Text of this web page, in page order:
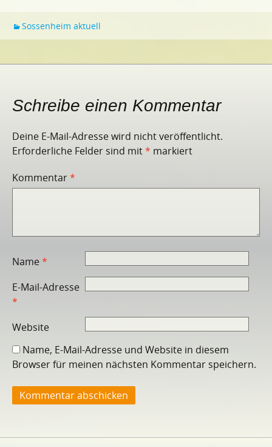
Sossenheim aktuell
Schreibe einen Kommentar
Deine E-Mail-Adresse wird nicht veröffentlicht.
Erforderliche Felder sind mit* markiert
Kommentar*
Name*
E-Mail-Adresse
*
Website
Name, E-Mail-Adresse und Website in diesem
Browser für meinen nächsten Kommentar speichern.